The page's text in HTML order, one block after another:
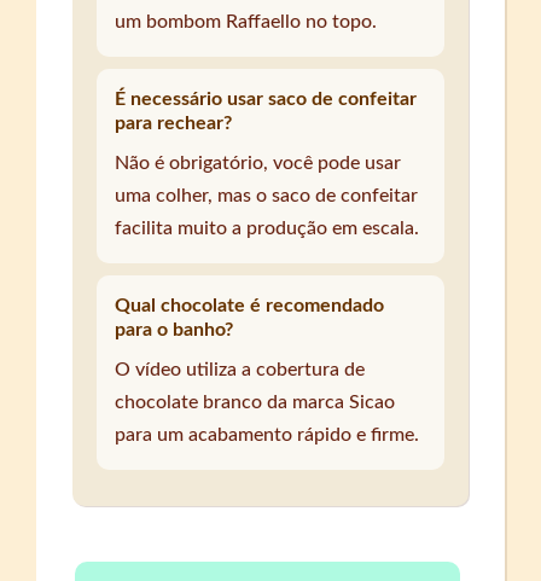
um bombom Raffaello no topo.
É necessário usar saco de confeitar
para rechear?
Não é obrigatório, você pode usar
uma colher, mas o saco de confeitar
facilita muito a produção em escala.
Qual chocolate é recomendado
para o banho?
O vídeo utiliza a cobertura de
chocolate branco da marca Sicao
para um acabamento rápido e firme.